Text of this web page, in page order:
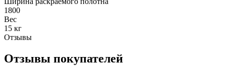
1800
Вес
15 кг
Отзывы
Отзывы покупателей